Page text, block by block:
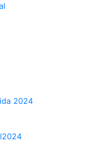
2024